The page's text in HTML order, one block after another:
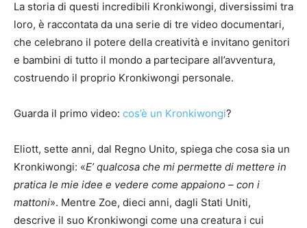
La storia di questi incredibili Kronkiwongi, diversissimi tra
loro, è raccontata da una serie di tre video documentari,
che celebrano il potere della creatività e invitano genitori
e bambini di tutto il mondo a partecipare all’avventura,
costruendo il proprio Kronkiwongi personale.
Guarda il primo video: cos’è un Kronkiwongi?
Eliott, sette anni, dal Regno Unito, spiega che cosa sia un
Kronkiwongi: «E’ qualcosa che mi permette di mettere in
pratica le mie idee e vedere come appaiono – con i
mattoni». Mentre Zoe, dieci anni, dagli Stati Uniti,
descrive il suo Kronkiwongi come una creatura i cui